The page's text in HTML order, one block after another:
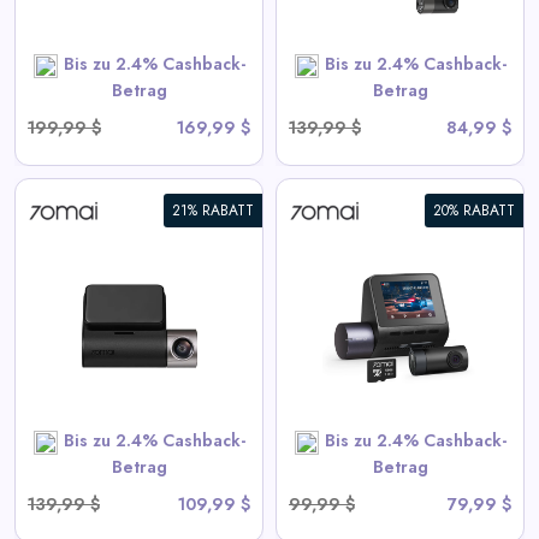
Bis zu 2.4% Cashback-
Betrag
199,99 $
169,99 $
Bis zu 2.4% Cashback-
Betrag
139,99 $
84,99 $
SHOP NOW
21% RABATT
Bis zu 2.4% Cashback-
Betrag
139,99 $
109,99 $
20% RABATT
Bis zu 2.4% Cashback-
Betrag
99,99 $
79,99 $
HDR Dual mit GPS,
Notaufzeichnung, G-Sensor,
App-Steuerung und
kompaktem Design
View All 70mai Deals
SHOP NOW